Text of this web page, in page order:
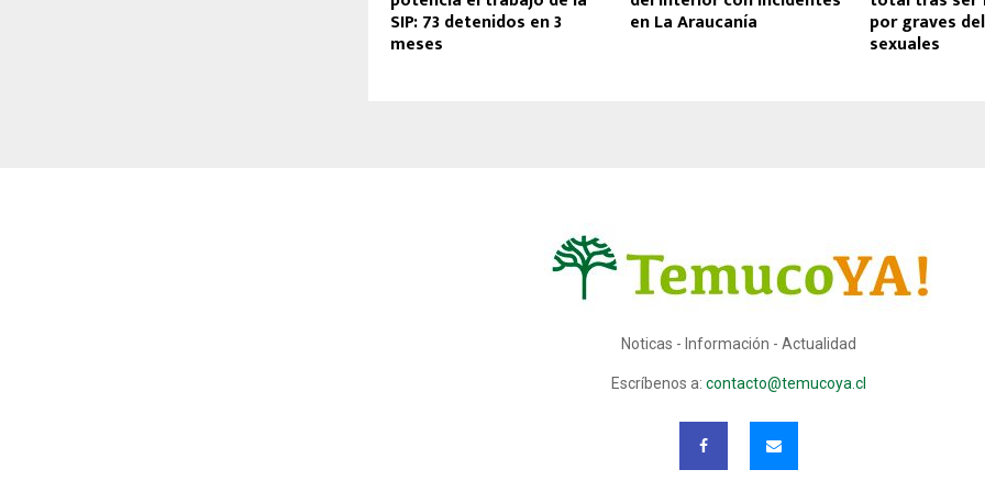
SIP: 73 detenidos en 3
meses
en La Araucanía por graves
sexuales
Noticas - Información - Actualidad
Escríbenos a: contacto@temucoya.cl